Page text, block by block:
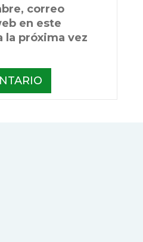
correo
en este
la próxima vez